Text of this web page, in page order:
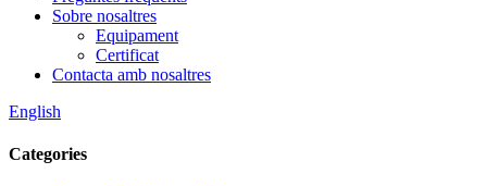
Sobre nosaltres
Equipament
Certificat
Contacta amb nosaltres
English
Categories